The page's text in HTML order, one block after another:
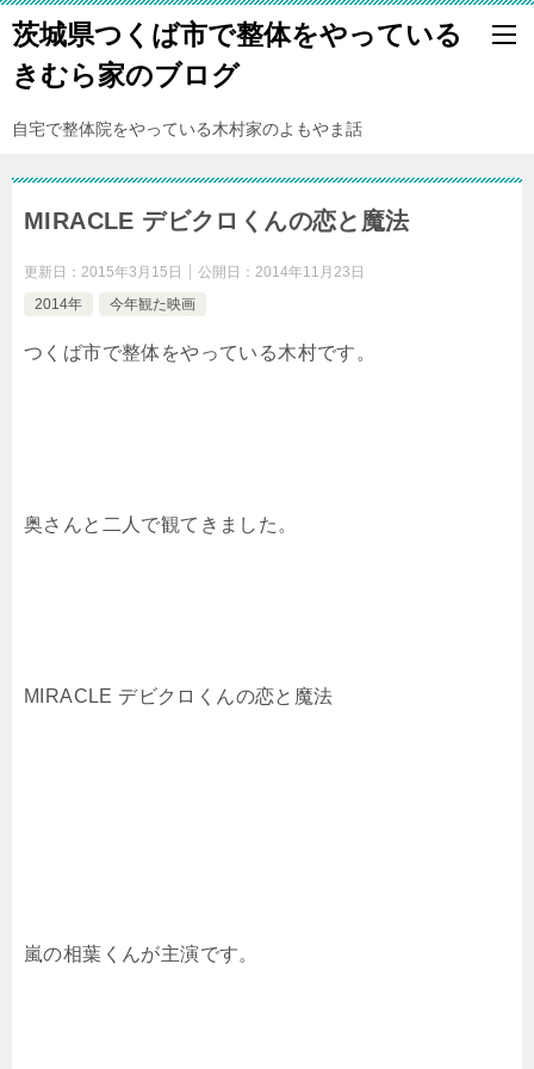
茨城県つくば市で整体をやっている
きむら家のブログ
自宅で整体院をやっている木村家のよもやま話
MIRACLE デビクロくんの恋と魔法
更新日： 2015年3月15日 公開日： 2014年11月23日
2014年
今年観た映画
つくば市で整体をやっている木村です。
奥さんと二人で観てきました。
MIRACLE デビクロくんの恋と魔法
嵐の相葉くんが主演です。